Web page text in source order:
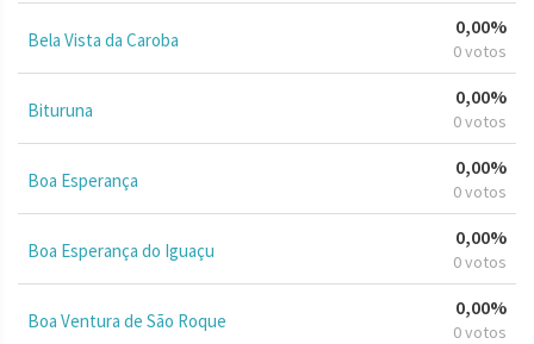
Bela Vista da Caroba
0,00%
0 votos
Bituruna
0,00%
0 votos
Boa Esperança
0,00%
0 votos
Boa Esperança do Iguaçu
0,00%
0 votos
Boa Ventura de São Roque
0,00%
0 votos